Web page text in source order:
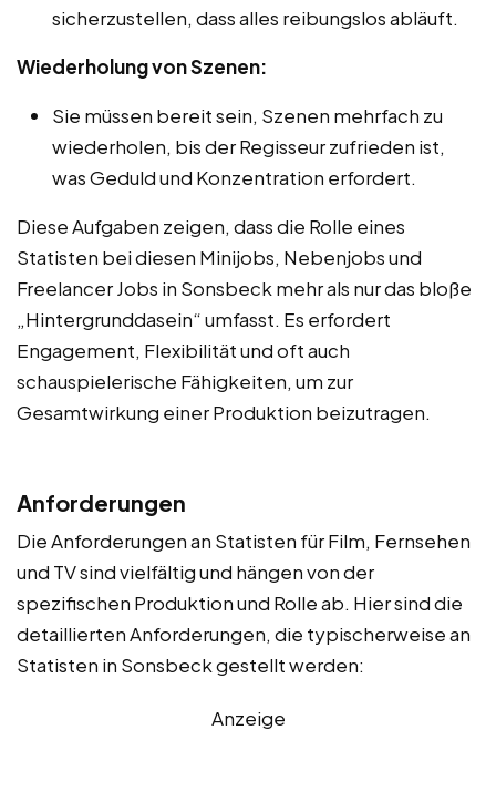
sicherzustellen, dass alles reibungslos abläuft.
Wiederholung von Szenen:
Sie müssen bereit sein, Szenen mehrfach zu
wiederholen, bis der Regisseur zufrieden ist,
was Geduld und Konzentration erfordert.
Diese Aufgaben zeigen, dass die Rolle eines
Statisten bei diesen Minijobs, Nebenjobs und
Freelancer Jobs in Sonsbeck mehr als nur das bloße
„Hintergrunddasein“ umfasst. Es erfordert
Engagement, Flexibilität und oft auch
schauspielerische Fähigkeiten, um zur
Gesamtwirkung einer Produktion beizutragen.
Anforderungen
Die Anforderungen an Statisten für Film, Fernsehen
und TV sind vielfältig und hängen von der
spezifischen Produktion und Rolle ab. Hier sind die
detaillierten Anforderungen, die typischerweise an
Statisten in Sonsbeck gestellt werden:
Anzeige